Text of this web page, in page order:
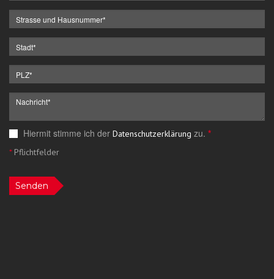
Hiermit stimme ich der Datenschutzerklärung zu. *
*Pflichtfelder
Senden